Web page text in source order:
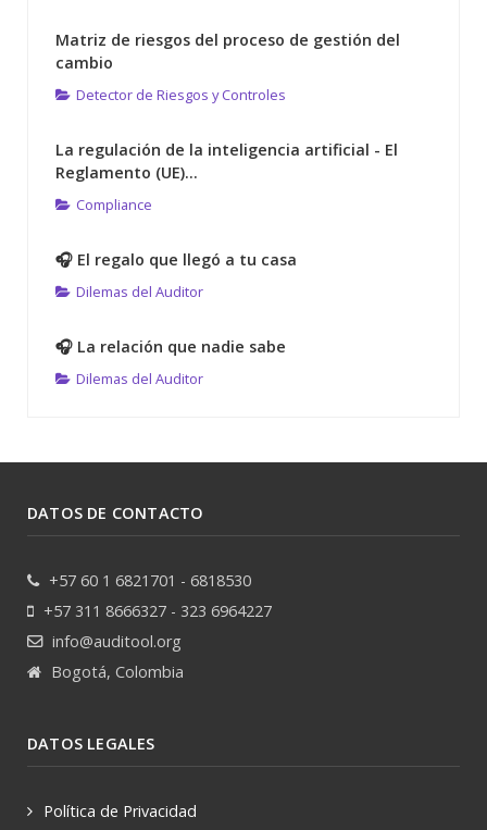
Matriz de riesgos del proceso de gestión del
cambio
Detector de Riesgos y Controles
La regulación de la inteligencia artificial - El
Reglamento (UE)...
Compliance
🎧 El regalo que llegó a tu casa
Dilemas del Auditor
🎧 La relación que nadie sabe
Dilemas del Auditor
DATOS DE CONTACTO
+57 60 1 6821701 - 6818530
+57 311 8666327 - 323 6964227
info@auditool.org
Bogotá, Colombia
DATOS LEGALES
Política de Privacidad